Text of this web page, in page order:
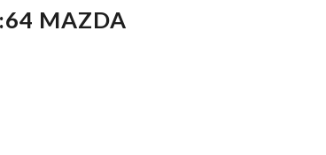
MAZDA